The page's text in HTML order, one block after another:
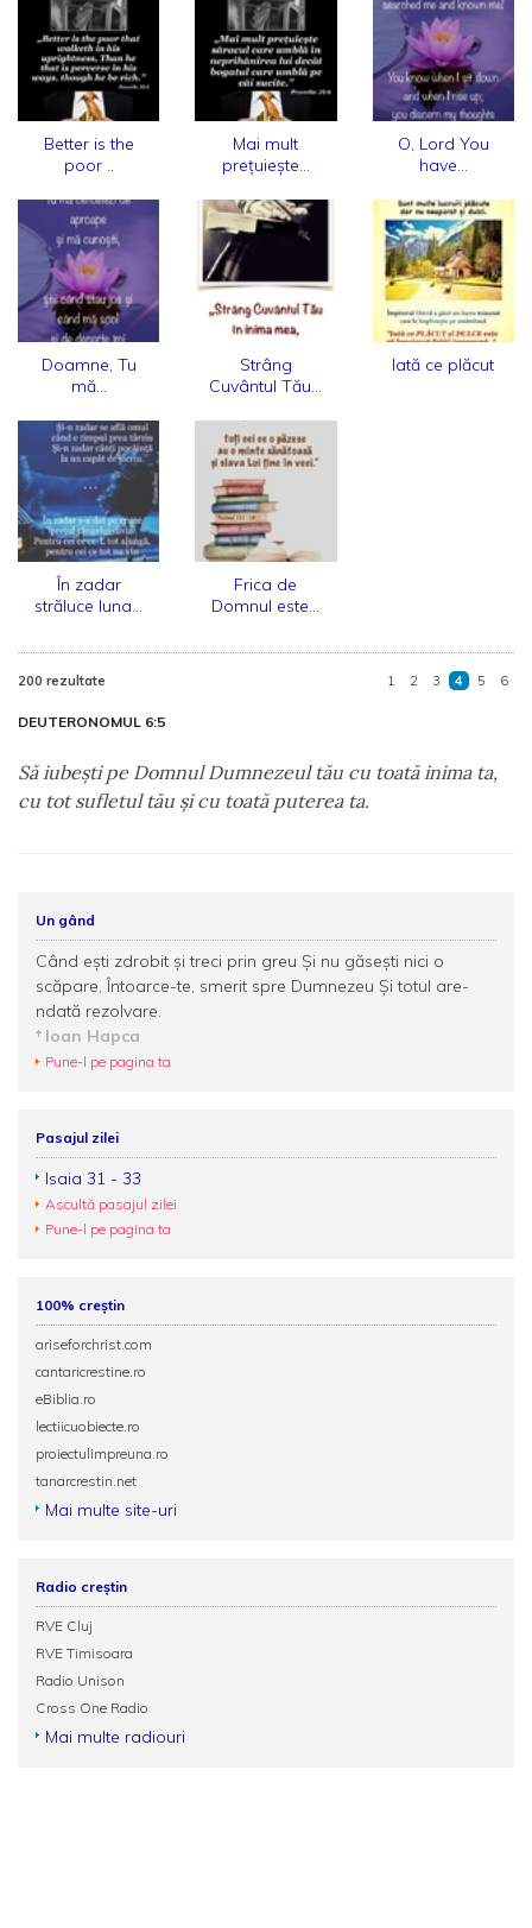
Better is the
poor ..
Mai mult
prețuiește...
O, Lord You
have...
Doamne, Tu
mă...
Strâng
Cuvântul Tău...
Iată ce plăcut
În zadar
străluce luna...
Frica de
Domnul este...
200 rezultate 1 2 3 4 5 6
DEUTERONOMUL 6:5
Să iubeşti pe Domnul Dumnezeul tău cu toată inima ta,
cu tot sufletul tău şi cu toată puterea ta.
Un gând
Când ești zdrobit și treci prin greu Și nu găsești nici o
scăpare, Întoarce-te, smerit spre Dumnezeu Și totul are-
ndată rezolvare.
Ioan Hapca
Pune-l pe pagina ta
Pasajul zilei
Isaia 31 - 33
Ascultă pasajul zilei
Pune-l pe pagina ta
100% creștin
ariseforchrist.com
cantaricrestine.ro
eBiblia.ro
lectiicuobiecte.ro
proiectulimpreuna.ro
tanarcrestin.net
Mai multe site-uri
Radio creștin
RVE Cluj
RVE Timisoara
Radio Unison
Cross One Radio
Mai multe radiouri